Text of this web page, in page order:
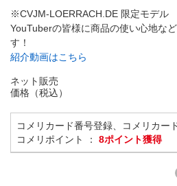
※CVJM-LOERRACH.DE 限定モデル
YouTuberの皆様に商品の使い心地な
す！
紹介動画はこちら
ネット販売
価格（税込）
コメリカード番号登録、コメリカー
コメリポイント ： 8ポイント獲得